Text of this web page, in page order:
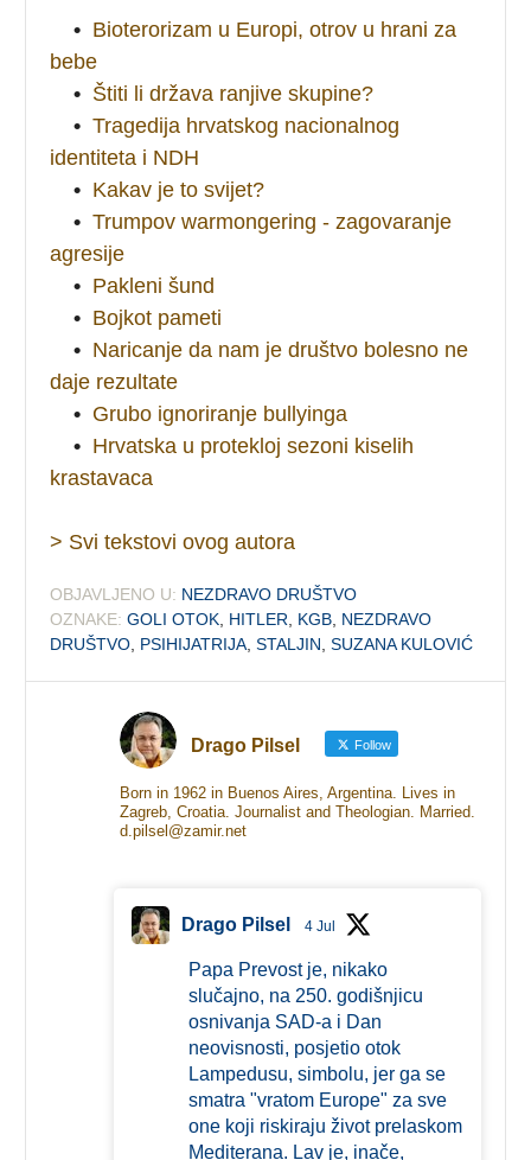
• Bioterorizam u Europi, otrov u hrani za
bebe
• Štiti li država ranjive skupine?
• Tragedija hrvatskog nacionalnog
identiteta i NDH
• Kakav je to svijet?
• Trumpov warmongering - zagovaranje
agresije
• Pakleni šund
• Bojkot pameti
• Naricanje da nam je društvo bolesno ne
daje rezultate
• Grubo ignoriranje bullyinga
• Hrvatska u protekloj sezoni kiselih
krastavaca
> Svi tekstovi ovog autora
OBJAVLJENO U: NEZDRAVO DRUŠTVO
OZNAKE: GOLI OTOK HITLER KGB NEZDRAVO
DRUŠTVO PSIHIJATRIJA ,STALJIN ,SUZANA KULOVIĆ
Drago Pilsel Follow
Born in 1962 in Buenos Aires, Argentina. Lives in
Zagreb, Croatia. Journalist and Theologian. Married.
d.pilsel@zamir.net
Drago Pilsel 4 Jul
Papa Prevost je, nikako
slučajno, na 250. godišnjicu
osnivanja SAD-a i Dan
neovisnosti, posjetio otok
Lampedusu, simbolu, jer ga se
smatra "vratom Europe" za sve
one koji riskiraju život prelaskom
Mediterana. Lav je, inače,